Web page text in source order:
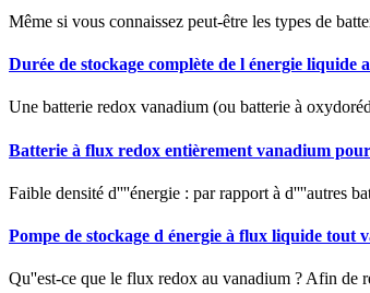
Même si vous connaissez peut-être les types de
Durée de stockage complète de l énergie liquide
Une batterie redox vanadium (ou batterie à
Batterie à flux redox entièrement vanadium
Faible densité d''''énergie : par rapport à d''''autres
Pompe de stockage d énergie à flux liquide tout
Qu''est-ce que le flux redox au vanadium ? Afin